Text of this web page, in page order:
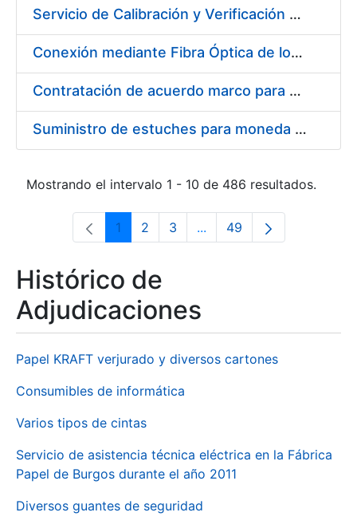
Servicio de Calibración y Verificación Externa de los Equipos de Medición del Servicio de Prevención de la FNMT-RCM
Conexión mediante Fibra Óptica de los Centros de Proceso de Datos (CPDs) de las sedes de la FNMT-RCM de Burgos y Madrid
Contratación de acuerdo marco para el Suministro de Material de Electricidad para la Fábrica Nacional de Moneda y Timbre-Real Casa de la Moneda en su centro de trabajo de Burgos
Suministro de estuches para moneda de 30 €
Mostrando el intervalo 1 - 10 de 486 resultados.
Página
1 Página
2 Página
3 ...Páginas intermedias Use
Página
49
Histórico de
Adjudicaciones
Papel KRAFT verjurado y diversos cartones
Consumibles de informática
Varios tipos de cintas
Servicio de asistencia técnica eléctrica en la Fábrica
Papel de Burgos durante el año 2011
Diversos guantes de seguridad